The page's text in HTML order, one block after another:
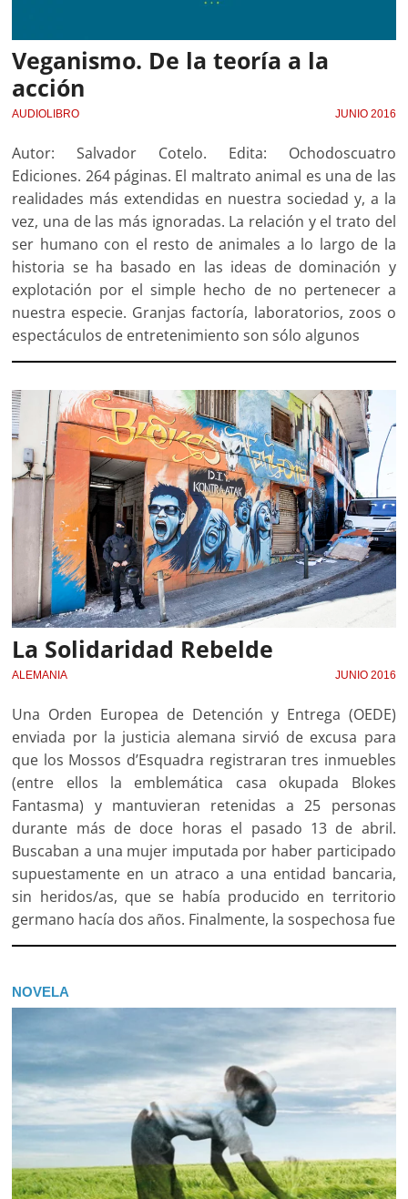
Veganismo. De la teoría a la
acción
AUDIOLIBRO JUNIO 2016
Autor: Salvador Cotelo. Edita: Ochodoscuatro
Ediciones. 264 páginas. El maltrato animal es una de las
realidades más extendidas en nuestra sociedad y, a la
vez, una de las más ignoradas. La relación y el trato del
ser humano con el resto de animales a lo largo de la
historia se ha basado en las ideas de dominación y
explotación por el simple hecho de no pertenecer a
nuestra especie. Granjas factoría, laboratorios, zoos o
espectáculos de entretenimiento son sólo algunos
La Solidaridad Rebelde
ALEMANIA JUNIO 2016
Una Orden Europea de Detención y Entrega (OEDE)
enviada por la justicia alemana sirvió de excusa para
que los Mossos d’Esquadra registraran tres inmuebles
(entre ellos la emblemática casa okupada Blokes
Fantasma) y mantuvieran retenidas a 25 personas
durante más de doce horas el pasado 13 de abril.
Buscaban a una mujer imputada por haber participado
supuestamente en un atraco a una entidad bancaria,
sin heridos/as, que se había producido en territorio
germano hacía dos años. Finalmente, la sospechosa fue
NOVELA